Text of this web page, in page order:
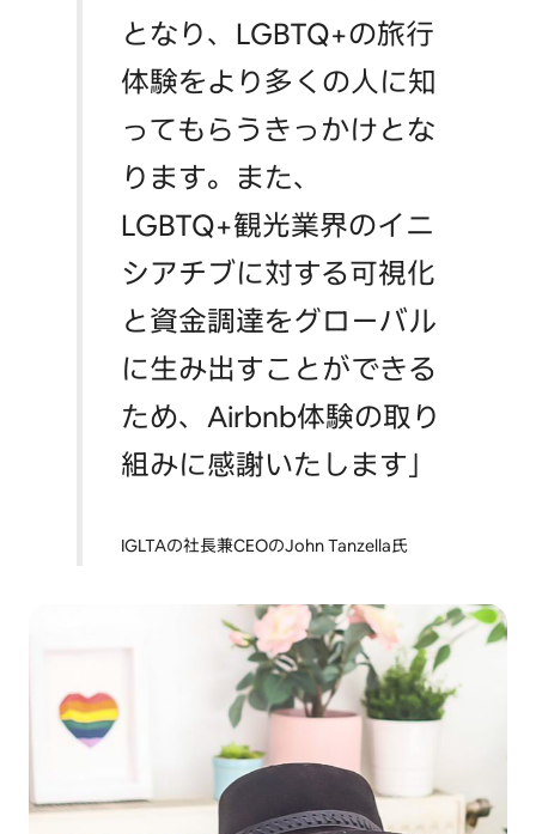
となり、LGBTQ+の旅行
体験をより多くの人に知
ってもらうきっかけとな
ります。また、
LGBTQ+観光業界のイニ
シアチブに対する可視化
と資金調達をグローバル
に生み出すことができる
ため、Airbnb体験の取り
組みに感謝いたします」
IGLTAの社長兼CEOのJohn Tanzella氏